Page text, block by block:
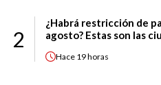
2
¿Habrá restricción de
agosto? Estas son las
Hace 19 horas